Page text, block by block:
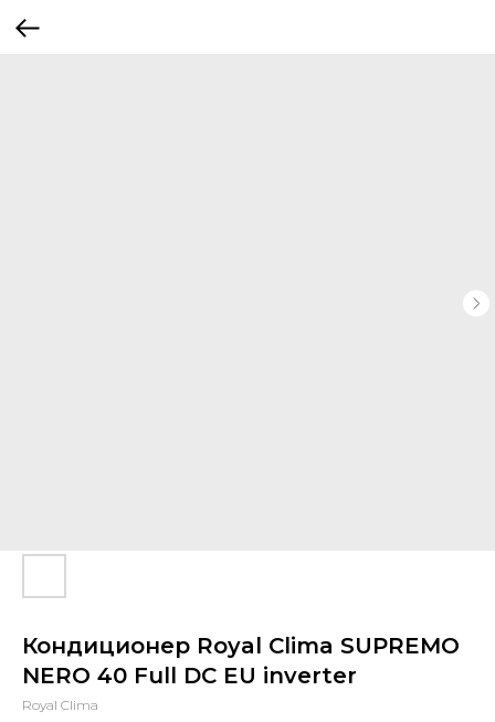
Кондиционер Royal Clima SUPREMO
NERO 40 Full DC EU inverter
Royal Clima